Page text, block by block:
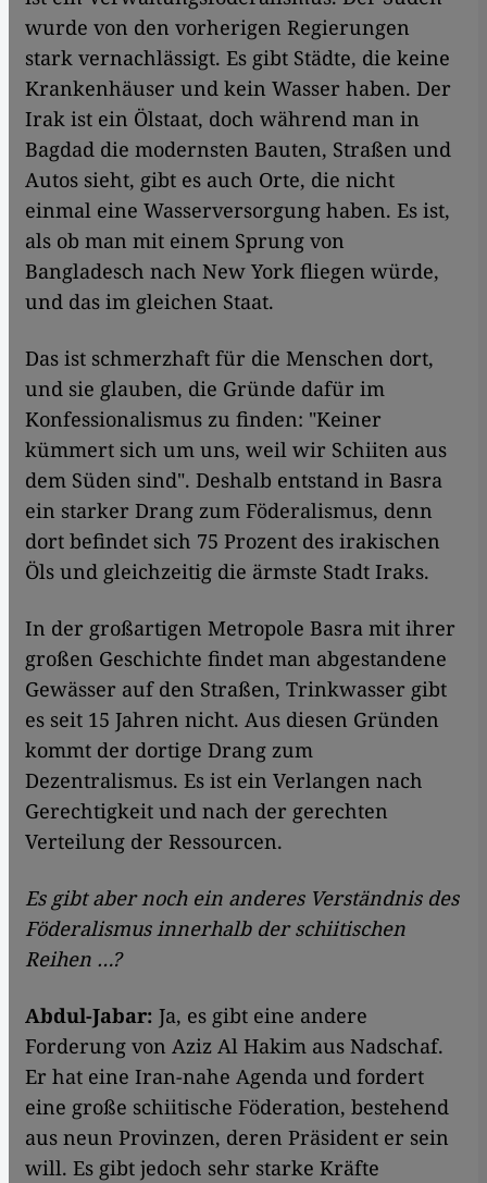
wurde von den vorherigen Regierungen
stark vernachlässigt. Es gibt Städte, die keine
Krankenhäuser und kein Wasser haben. Der
Irak ist ein Ölstaat, doch während man in
Bagdad die modernsten Bauten, Straßen und
Autos sieht, gibt es auch Orte, die nicht
einmal eine Wasserversorgung haben. Es ist,
als ob man mit einem Sprung von
Bangladesch nach New York fliegen würde,
und das im gleichen Staat.
Das ist schmerzhaft für die Menschen dort,
und sie glauben, die Gründe dafür im
Konfessionalismus zu finden: "Keiner
kümmert sich um uns, weil wir Schiiten aus
dem Süden sind". Deshalb entstand in Basra
ein starker Drang zum Föderalismus, denn
dort befindet sich 75 Prozent des irakischen
Öls und gleichzeitig die ärmste Stadt Iraks.
In der großartigen Metropole Basra mit ihrer
großen Geschichte findet man abgestandene
Gewässer auf den Straßen, Trinkwasser gibt
es seit 15 Jahren nicht. Aus diesen Gründen
kommt der dortige Drang zum
Dezentralismus. Es ist ein Verlangen nach
Gerechtigkeit und nach der gerechten
Verteilung der Ressourcen.
Es gibt aber noch ein anderes Verständnis des
Föderalismus innerhalb der schiitischen
Reihen …?
Abdul-Jabar: Ja, es gibt eine andere
Forderung von Aziz Al Hakim aus Nadschaf.
Er hat eine Iran-nahe Agenda und fordert
eine große schiitische Föderation, bestehend
aus neun Provinzen, deren Präsident er sein
will. Es gibt jedoch sehr starke Kräfte